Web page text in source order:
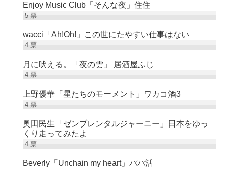
Enjoy Music Club「そんな夜」住住
5票
wacci「Ah!Oh!」この世にたやすい仕事はない
4票
月に吠える。「夜の雲」 居酒屋ふじ
4票
上野優華「星たちのモーメント」ワカコ酒3
4票
奥田民生「ゼンブレンタルジャーニー」日本をゆっ
くり走ってみたよ
4票
Beverly「Unchain my heart」パパ活